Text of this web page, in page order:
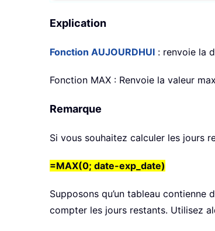
Explication
Fonction AUJOURDHUI : renvoie la
Fonction MAX : Renvoie la valeur
Remarque
Si vous souhaitez calculer les jours
=MAX(0; date-exp_date)
Supposons qu’un tableau contienne
compter les jours restants. Utilisez